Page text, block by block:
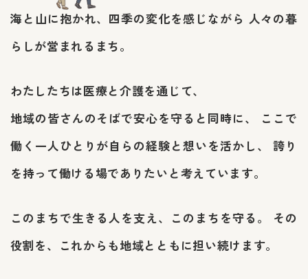
海と山に抱かれ、四季の変化を感じながら 人々の暮
らしが営まれるまち。
わたしたちは医療と介護を通じて、
地域の皆さんのそばで安心を守ると同時に、
ここで
働く一人ひとりが自らの経験と想いを活かし、誇り
を持って働ける場でありたいと考えています。
このまちで生きる人を支え、このまちを守る。 その
役割を、これからも地域とともに担い続けます。